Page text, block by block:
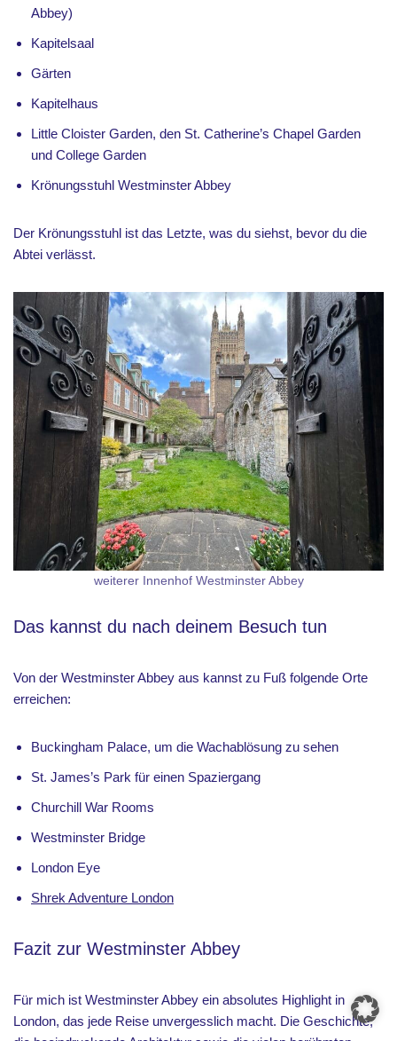
Abbey)
Kapitelsaal
Gärten
Kapitelhaus
Little Cloister Garden, den St. Catherine’s Chapel Garden
und College Garden
Krönungsstuhl Westminster Abbey
Der Krönungsstuhl ist das Letzte, was du siehst, bevor du die
Abtei verlässt.
weiterer Innenhof Westminster Abbey
Das kannst du nach deinem Besuch tun
Von der Westminster Abbey aus kannst zu Fuß folgende Orte
erreichen:
Buckingham Palace, um die Wachablösung zu sehen
St. James’s Park für einen Spaziergang
Churchill War Rooms
Westminster Bridge
London Eye
Shrek Adventure London
Fazit zur Westminster Abbey
Für mich ist Westminster Abbey ein absolutes Highlight in
London, das jede Reise unvergesslich macht. Die Geschichte,